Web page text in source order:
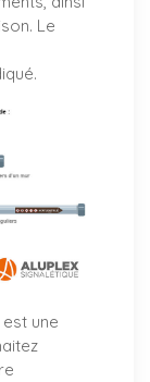
Le
une